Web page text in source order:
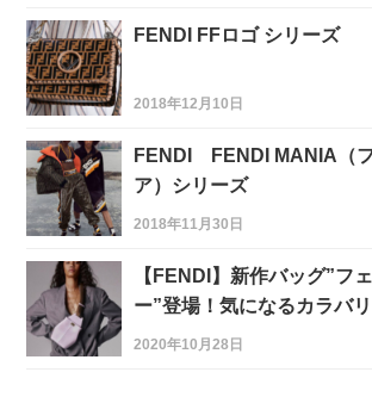
FENDI FFロゴ シリーズ
2018年12月10日
FENDI FENDI MANIA（
ア）シリーズ
2018年11月30日
【FENDI】新作バッグ”フ
ー”登場！気になるカラバ
2020年10月28日